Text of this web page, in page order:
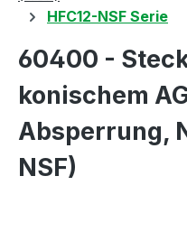
HFC12-NSF Serie
60400 -
konischem
Absperrung,
NSF)